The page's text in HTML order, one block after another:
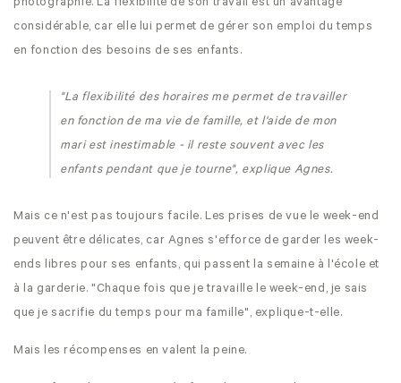
photographie. La flexibilité de son travail est un avantage
considérable, car elle lui permet de gérer son emploi du temps
en fonction des besoins de ses enfants.
"La flexibilité des horaires me permet de travailler
en fonction de ma vie de famille, et l'aide de mon
mari est inestimable - il reste souvent avec les
enfants pendant que je tourne", explique Agnes.
Mais ce n'est pas toujours facile. Les prises de vue le week-end
peuvent être délicates, car Agnes s'efforce de garder les week-
ends libres pour ses enfants, qui passent la semaine à l'école et
à la garderie. "Chaque fois que je travaille le week-end, je sais
que je sacrifie du temps pour ma famille", explique-t-elle.
Mais les récompenses en valent la peine.